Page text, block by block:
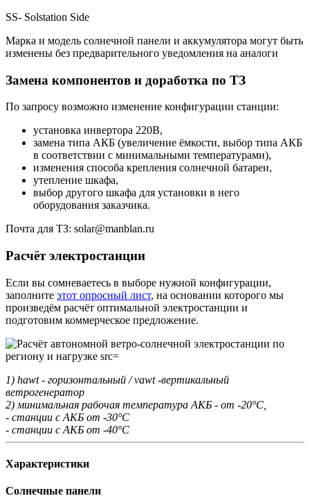
SS- Solstation Side
Марка и модель солнечной панели и аккумулятора могут быть
изменены без предварительного уведомления на аналоги
Замена компонентов и доработка по ТЗ
По запросу возможно изменение конфигурации станции:
установка инвертора 220В,
замена типа АКБ (увеличение ёмкости, выбор типа АКБ
в соответствии с минимальными температурами),
изменения способа крепления солнечной батареи,
утепление шкафа,
выбор другого шкафа для установки в него
оборудования заказчика.
Почта для ТЗ: solar@manblan.ru
Расчёт электростанции
Если вы сомневаетесь в выборе нужной конфигурации,
заполните этот опросный лист, на основании которого мы
произведём расчёт оптимальной электростанции и
подготовим коммерческое предложение.
1) hawt - горизонтальный / vawt -вертикальный
ветрогенератор
2) минимальная рабочая температура АКБ - от -20°С,
- станции с АКБ от -30°С
- станции с АКБ от -40°С
Характеристики
Солнечные панели